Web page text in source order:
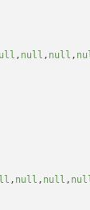
, null , null ,
, null , null ,